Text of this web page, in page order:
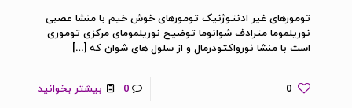
تومورهای غیر ادنتوژنیک تومورهای خوش خیم با منشا عصبی
نوریلموما مترادف شوانوما توضیح نوریلمومای مرکزی توموری
است با منشا نورواکتودرمال و از سلول های شوان که […]
0
0 بیشتر بخوانید